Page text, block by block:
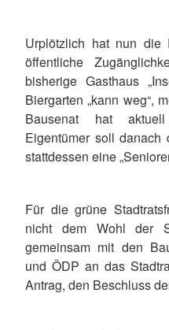
Urplötzlich hat nun die
öffentliche
bisherige Gasthaus
Biergarten „kann weg“,
Bausenat hat
Eigentümer soll danach
stattdessen eine
Für die grüne
nicht dem Wohl der
gemeinsam mit den
und ÖDP an das
Antrag, den Beschluss